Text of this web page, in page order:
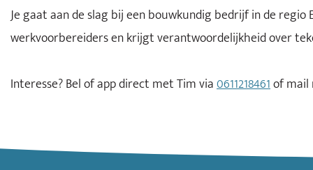
Je gaat aan de slag bij een bouwkundig bedrijf in de
werkvoorbereiders en krijgt verantwoordelijkheid over
Interesse? Bel of app direct met Tim via0611218461of